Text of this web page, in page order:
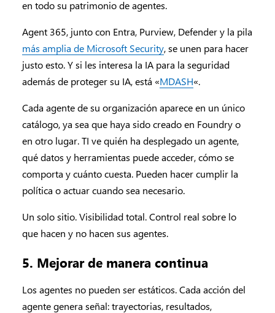
en todo su patrimonio de agentes.
Agent 365, junto con Entra, Purview, Defender y la pila
más amplia de Microsoft Security, se unen para hacer
justo esto. Y si les interesa la IA para la seguridad
además de proteger su IA, está «MDASH«.
Cada agente de su organización aparece en un único
catálogo, ya sea que haya sido creado en Foundry o
en otro lugar. TI ve quién ha desplegado un agente,
qué datos y herramientas puede acceder, cómo se
comporta y cuánto cuesta. Pueden hacer cumplir la
política o actuar cuando sea necesario.
Un solo sitio. Visibilidad total. Control real sobre lo
que hacen y no hacen sus agentes.
5. Mejorar de manera continua
Los agentes no pueden ser estáticos. Cada acción del
agente genera señal: trayectorias, resultados,